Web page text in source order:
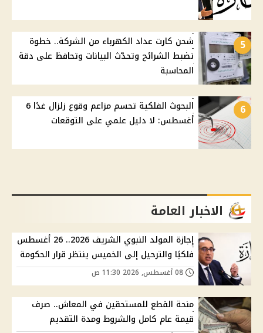
5
شحن كارت عداد الكهرباء من الشركة.. خطوة
تضبط الشرائح وتحدّث البيانات وتحافظ على دقة
المحاسبة
6
البحوث الفلكية تحسم مزاعم وقوع زلزال غدًا 6
أغسطس: لا دليل علمي على التوقعات
الاخبار العامة
إجازة المولد النبوي الشريف 2026.. 26 أغسطس
فلكيًا والترحيل إلى الخميس ينتظر قرار الحكومة
منحة القطع للمستحقين في المعاش.. صرف
قيمة عام كامل والشروط ومدة التقديم